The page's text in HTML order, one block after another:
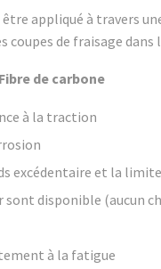
appliqué à travers
coupes de fraisage
de carbone
à la traction
excédentaire et la
sont disponible (aucun
à la fatigue